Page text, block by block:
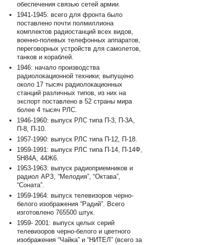
обеспечения связью сетей армии.
1941-1945: всего для фронта было
поставлено почти полмиллиона
комплектов радиостанций всех видов,
военно-полевых телефонных аппаратов,
переговорных устройств для самолетов,
танков и кораблей.
1946: начало производства
радиолокационной техники; выпущено
около 17 тысяч радиолокационных
станций различных типов, из них на
экспорт поставлено в 52 страны мира
более 4 тысяч РЛС.
1946-1960: выпуск РЛС типа П-3, П-3А,
П-8, П-10.
1957-1990: выпуск РЛС типа П-12, П-18.
1959-1991: выпуск РЛС типа П-14, П-14Ф,
5Н84А, 44Ж6.
1953-1963: выпуск радиоприемников и
радиол АРЗ, “Мелодия”, “Октава”,
“Соната”.
1959-1964: выпуск телевизоров черно-
белого изображения “Радий”. Всего
изготовлено 765500 штук.
1959- 2001: выпуск целых серий
телевизоров черно-белого и цветного
изображения “Чайка” и “НИТЕЛ” (всего за